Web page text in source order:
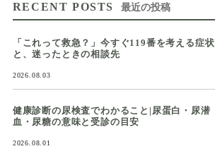
RECENT POSTS 最近の投稿
「これって救急？」今すぐ119番を考える症状
と、迷ったときの相談先
2026.08.03
健康診断の尿検査でわかること|尿蛋白・尿潜
血・尿糖の意味と受診の目安
2026.08.01